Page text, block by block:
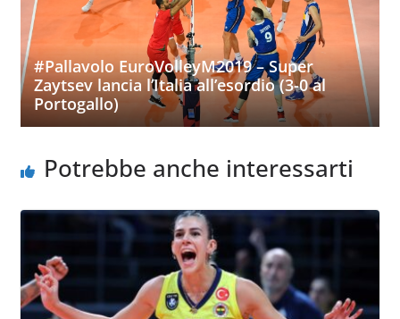
#Pallavolo EuroVolleyM2019 – Super
Zaytsev lancia l’Italia all’esordio (3-0 al
Portogallo)
Potrebbe anche interessarti